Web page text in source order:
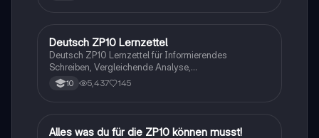
Deutsch
Deutsch ZP10 Lernzettel
Deutsch ZP10 Lernzettel für Informierendes
Schreiben, Vergleichende Analyse,
Sachtexte/Roman/Gedicht..
10 5,437 145
Mathe
Alles was du für die ZP10 können musst!